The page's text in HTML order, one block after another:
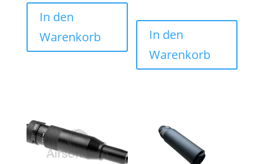
In den
Warenkorb
In den
Warenkorb